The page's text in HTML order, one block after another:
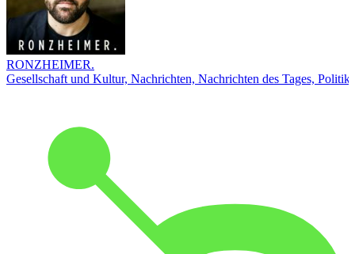
RONZHEIMER.
Gesellschaft und Kultur, Nachrichten, Nachrichten des Tages, Politik